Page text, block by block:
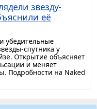
звезду-
её
убедительные
спутника у
Открытие объясняет
и меняет
Подробности на Naked